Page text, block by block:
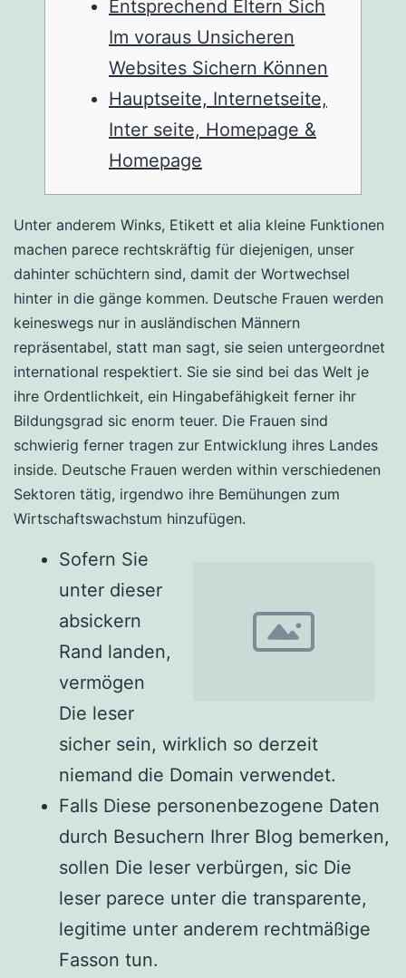
Entsprechend Eltern Sich
Im voraus Unsicheren
Websites Sichern Können
Hauptseite, Internetseite,
Inter seite, Homepage &
Homepage
Unter anderem Winks, Etikett et alia kleine Funktionen
machen parece rechtskräftig für diejenigen, unser
dahinter schüchtern sind, damit der Wortwechsel
hinter in die gänge kommen. Deutsche Frauen werden
keineswegs nur in ausländischen Männern
repräsentabel, statt man sagt, sie seien untergeordnet
international respektiert. Sie sie sind bei das Welt je
ihre Ordentlichkeit, ein Hingabefähigkeit ferner ihr
Bildungsgrad sic enorm teuer. Die Frauen sind
schwierig ferner tragen zur Entwicklung ihres Landes
inside. Deutsche Frauen werden within verschiedenen
Sektoren tätig, irgendwo ihre Bemühungen zum
Wirtschaftswachstum hinzufügen.
Sofern Sie
unter dieser
absickern
Rand landen,
vermögen
Die leser
sicher sein, wirklich so derzeit
niemand die Domain verwendet.
Falls Diese personenbezogene Daten
durch Besuchern Ihrer Blog bemerken,
sollen Die leser verbürgen, sic Die
leser parece unter die transparente,
legitime unter anderem rechtmäßige
Fasson tun.